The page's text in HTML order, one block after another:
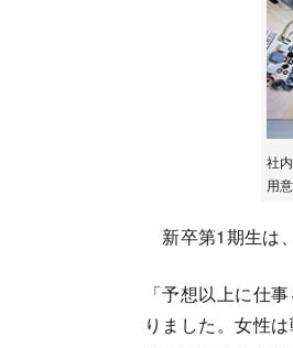
社
用
新卒第1期生は
「予想以上に仕
りました。女性